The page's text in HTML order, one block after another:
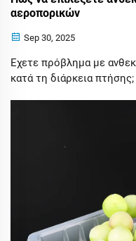
αεροπορικών
Sep 30, 2025
Έχετε πρόβλημα με
κατά τη διάρκεια